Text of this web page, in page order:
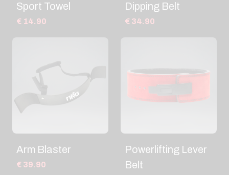
Sport Towel
€ 14.90
Dipping Belt
€ 34.90
Arm Blaster
€ 39.90
Powerlifting Lever
Belt